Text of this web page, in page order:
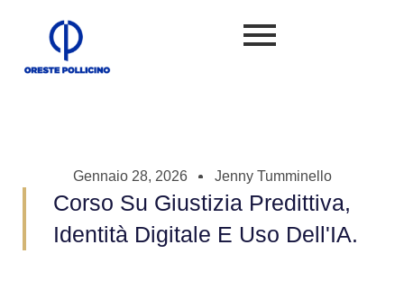
Gennaio 28, 2026 Jenny Tumminello
Corso Su Giustizia Predittiva,
Identità Digitale E Uso Dell'IA.